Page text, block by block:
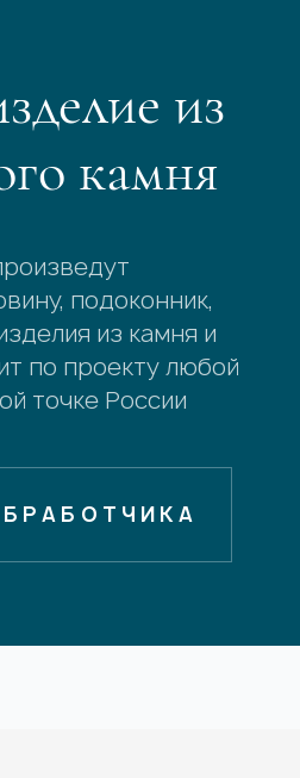
из
камня
подоконник,
из камня и
по проекту любой
точке России